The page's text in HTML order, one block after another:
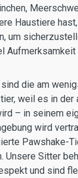
Haustiere
um
die am
weil es in der
– in seinem
wird
Pawshake-
Unsere Sitter
und sind